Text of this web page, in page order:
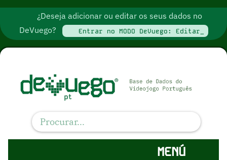
¿Deseja adicionar ou editar os seus dados no
DeVuego?
Entrar no MODO DeVuego: Editar_
MENÚ